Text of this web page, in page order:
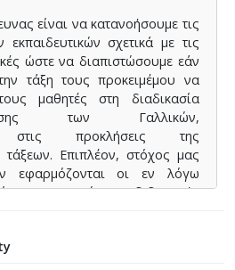
είναι να κατανοήσουμε τις
σχετικά με τις
ώστε να διαπιστώσουμε εάν
τάξη τους προκειμέμου να
μαθητές στη διαδικασία
των Γαλλικών,
στις προκλήσεις της
τάξεων. Επιπλέον, στόχος μας
εφαρμόζονται οι εν λόγω
των αρχών της διδακτικής
ποιοτική